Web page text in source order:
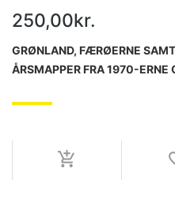
250,00kr.
GRØNLAND, FÆRØERNE
ÅRSMAPPER FRA 1970-ERNE